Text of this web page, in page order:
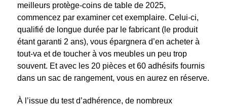
meilleurs protège-coins de table de 2025,
commencez par examiner cet exemplaire. Celui-ci,
qualifié de longue durée par le fabricant (le produit
étant garanti 2 ans), vous épargnera d’en acheter à
tout-va et de toucher à vos meubles un peu trop
souvent. Et avec les 20 pièces et 60 adhésifs fournis
dans un sac de rangement, vous en aurez en réserve.
À l’issue du test d’adhérence, de nombreux